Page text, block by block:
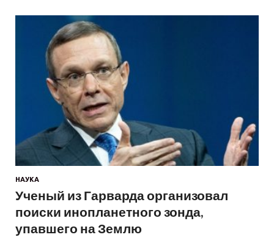
НАУКА
Ученый из Гарварда организовал
поиски инопланетного зонда,
упавшего на Землю